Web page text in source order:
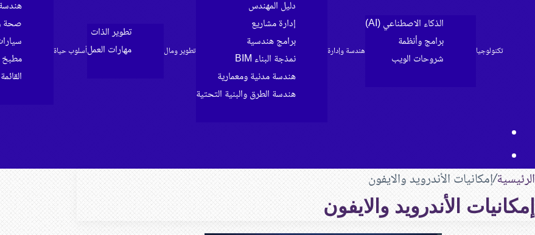
الرئيسية
تكنولوجيا
الذكاء الاصطناعي (AI)
برامج وأنظمة
شروحات الويب
هندسة وإدارة
دليل المهندس
إدارة مشاريع
برامج هندسية
نمذجة البناء BIM
هندسة مدنية ومعمارية
هندسة الطرق والبنية التحتية
تطوير ومال
تطوير الذات
مهارات العملأسلوب حياة
صحة
عنالرئيسية/إمكانيات الأندرويد والايفون
إمكانيات الأندرويد والايفون